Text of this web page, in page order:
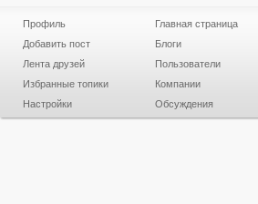
Профиль
Добавить пост
Лента друзей
Избранные топики
Настройки
Главная страница
Блоги
Пользователи
Компании
Обсуждения